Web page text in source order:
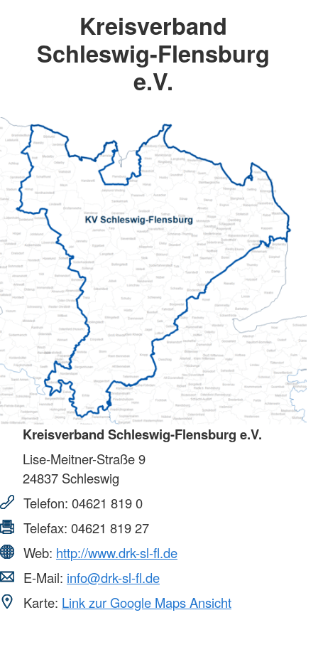
Kreisverband
Schleswig-Flensburg
e.V.
Kreisverband Schleswig-Flensburg e.V.
Lise-Meitner-Straße 9
24837 Schleswig
Telefon: 04621 819 0
Telefax: 04621 819 27
Web: http://www.drk-sl-fl.de
E-Mail: info@drk-sl-fl.de
Karte: Link zur Google Maps Ansicht